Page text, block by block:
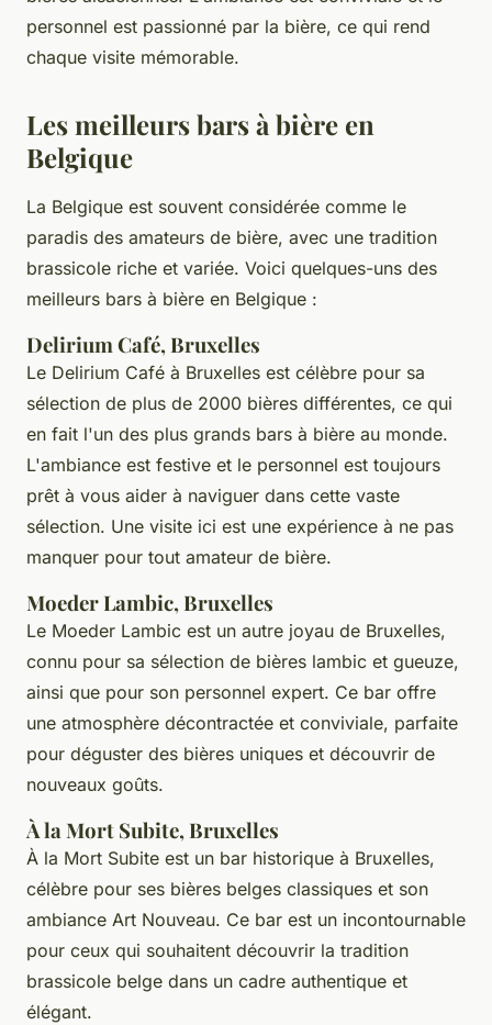
personnel est passionné par la bière, ce qui rend
chaque visite mémorable.
Les meilleurs bars à bière en
Belgique
La Belgique est souvent considérée comme le
paradis des amateurs de bière, avec une tradition
brassicole riche et variée. Voici quelques-uns des
meilleurs bars à bière en Belgique :
Delirium Café, Bruxelles
Le Delirium Café à Bruxelles est célèbre pour sa
sélection de plus de 2000 bières différentes, ce qui
en fait l'un des plus grands bars à bière au monde.
L'ambiance est festive et le personnel est toujours
prêt à vous aider à naviguer dans cette vaste
sélection. Une visite ici est une expérience à ne pas
manquer pour tout amateur de bière.
Moeder Lambic, Bruxelles
Le Moeder Lambic est un autre joyau de Bruxelles,
connu pour sa sélection de bières lambic et gueuze,
ainsi que pour son personnel expert. Ce bar offre
une atmosphère décontractée et conviviale, parfaite
pour déguster des bières uniques et découvrir de
nouveaux goûts.
À la Mort Subite, Bruxelles
À la Mort Subite est un bar historique à Bruxelles,
célèbre pour ses bières belges classiques et son
ambiance Art Nouveau. Ce bar est un incontournable
pour ceux qui souhaitent découvrir la tradition
brassicole belge dans un cadre authentique et
élégant.